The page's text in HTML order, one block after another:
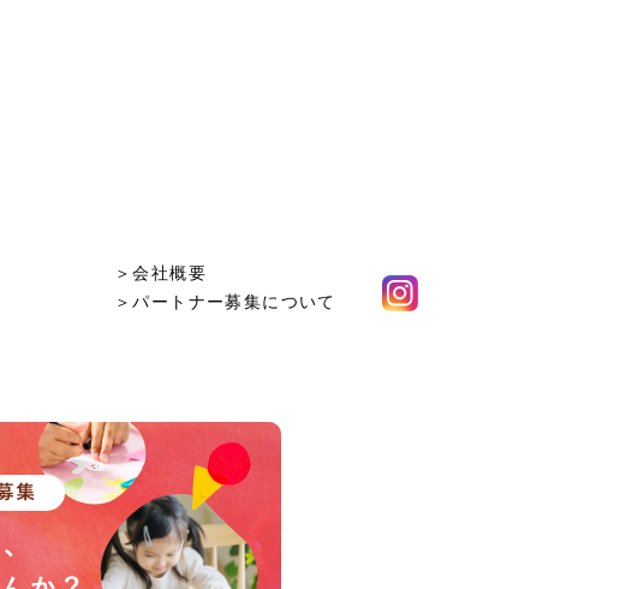
＞会社概要
＞パートナー募集について